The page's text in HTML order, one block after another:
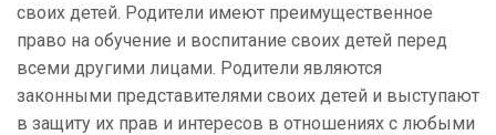
своих детей. Родители имеют преимущественное
право на обучение и воспитание своих детей перед
всеми другими лицами. Родители являются
законными представителями своих детей и выступают
в защиту их прав и интересов в отношениях с любыми